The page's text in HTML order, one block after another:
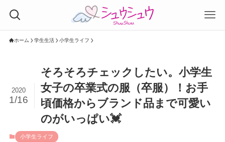
ホーム 学生生活 小学生ライフ
そろそろチェックしたい。小学生
女子の卒業式の服（卒服）！お手
頃価格からブランド品まで可愛い
のがいっぱい💓
2020
1/16
小学生ライフ